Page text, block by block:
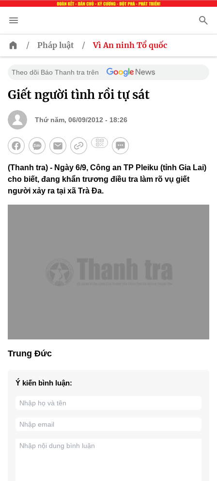
/ Pháp luật / Vì An ninh Tổ quốc
Theo dõi Báo Thanh tra trên
Giết người tình rồi tự sát
Thứ năm, 06/09/2012 - 18:26
(Thanh tra) - Ngày 6/9, Công an TP Pleiku (tỉnh Gia Lai)
cho biết, đang khẩn trương điều tra làm rõ vụ giết
người xảy ra tại xã Trà Đa.
Trung Đức
Ý kiến bình luận: